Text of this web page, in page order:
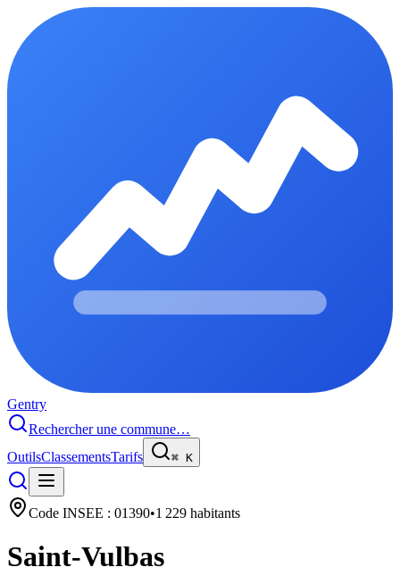
Gentry
Rechercher une commune…
OutilsClassementsTarifs ⌘ K
Code INSEE : 01390•1 229 habitants
Saint-Vulbas